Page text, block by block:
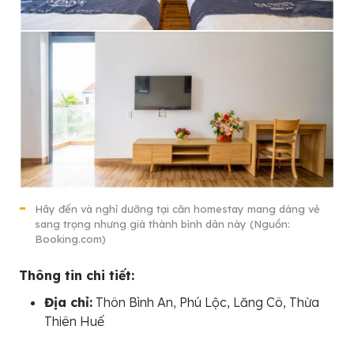
Hãy đến và nghỉ dưỡng tại căn homestay mang dáng vẻ
sang trọng nhưng giá thành bình dân này (Nguồn:
Booking.com)
Thông tin chi tiết:
Địa chỉ: Thôn Bình An, Phú Lộc, Lăng Cô, Thừa
Thiên Huế